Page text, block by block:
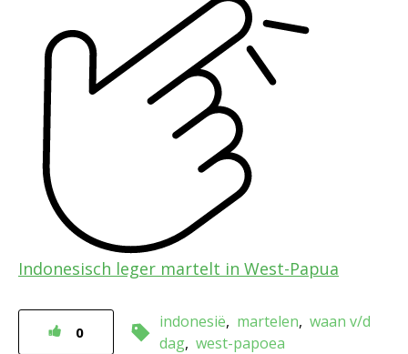
Indonesisch leger martelt in West-Papua
0
indonesië martelen waan v/d
dag west-papoea